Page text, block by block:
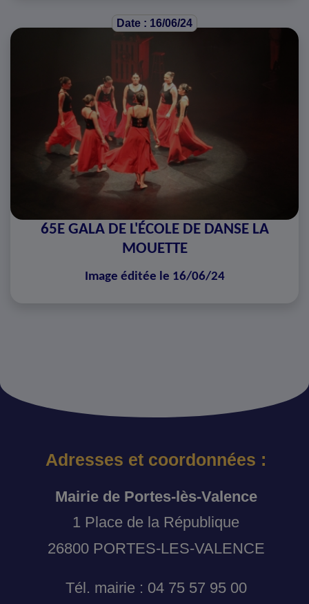
Date : 16/06/24
65E GALA DE L'ÉCOLE DE DANSE LA
MOUETTE
Image éditée le 16/06/24
Adresses et coordonnées :
Mairie de Portes-lès-Valence
1 Place de la République
26800 PORTES-LES-VALENCE
Tél. mairie : 04 75 57 95 00